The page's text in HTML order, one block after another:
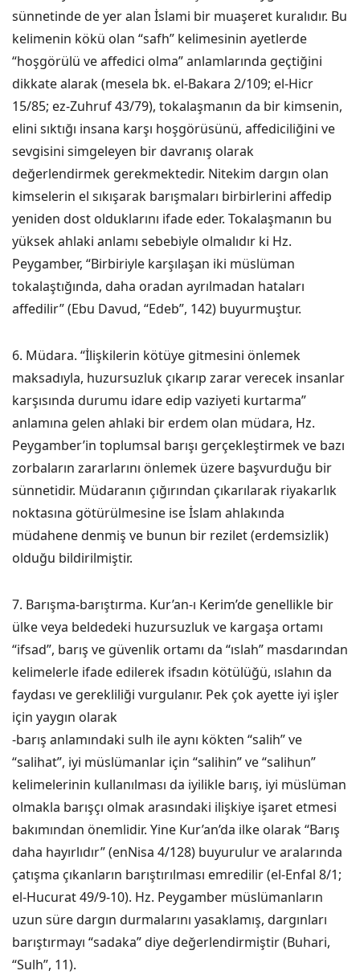
sünnetinde de yer alan İslami bir muaşeret kuralıdır. Bu
kelimenin kökü olan “safh” kelimesinin ayetlerde
“hoşgörülü ve affedici olma” anlamlarında geçtiğini
dikkate alarak (mesela bk. el-Bakara 2/109; el-Hicr
15/85; ez-Zuhruf 43/79), tokalaşmanın da bir kimsenin,
elini sıktığı insana karşı hoşgörüsünü, affediciliğini ve
sevgisini simgeleyen bir davranış olarak
değerlendirmek gerekmektedir. Nitekim dargın olan
kimselerin el sıkışarak barışmaları birbirlerini affedip
yeniden dost olduklarını ifade eder. Tokalaşmanın bu
yüksek ahlaki anlamı sebebiyle olmalıdır ki Hz.
Peygamber, “Birbiriyle karşılaşan iki müslüman
tokalaştığında, daha oradan ayrılmadan hataları
affedilir” (Ebu Davud, “Edeb”, 142) buyurmuştur.
6. Müdara. “İlişkilerin kötüye gitmesini önlemek
maksadıyla, huzursuzluk çıkarıp zarar verecek insanlar
karşısında durumu idare edip vaziyeti kurtarma”
anlamına gelen ahlaki bir erdem olan müdara, Hz.
Peygamber’in toplumsal barışı gerçekleştirmek ve bazı
zorbaların zararlarını önlemek üzere başvurduğu bir
sünnetidir. Müdaranın çığırından çıkarılarak riyakarlık
noktasına götürülmesine ise İslam ahlakında
müdahene denmiş ve bunun bir rezilet (erdemsizlik)
olduğu bildirilmiştir.
7. Barışma-barıştırma. Kur’an-ı Kerim’de genellikle bir
ülke veya beldedeki huzursuzluk ve kargaşa ortamı
“ifsad”, barış ve güvenlik ortamı da “ıslah” masdarından
kelimelerle ifade edilerek ifsadın kötülüğü, ıslahın da
faydası ve gerekliliği vurgulanır. Pek çok ayette iyi işler
için yaygın olarak
-barış anlamındaki sulh ile aynı kökten “salih” ve
“salihat”, iyi müslümanlar için “salihin” ve “salihun”
kelimelerinin kullanılması da iyilikle barış, iyi müslüman
olmakla barışçı olmak arasındaki ilişkiye işaret etmesi
bakımından önemlidir. Yine Kur’an’da ilke olarak “Barış
daha hayırlıdır” (enNisa 4/128) buyurulur ve aralarında
çatışma çıkanların barıştırılması emredilir (el-Enfal 8/1;
el-Hucurat 49/9-10). Hz. Peygamber müslümanların
uzun süre dargın durmalarını yasaklamış, dargınları
barıştırmayı “sadaka” diye değerlendirmiştir (Buhari,
“Sulh”, 11).